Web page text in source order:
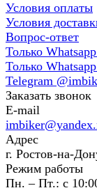
Условия оплаты
Условия
Вопрос-ответ
Только
Только
Telegram
Заказать звонок
E-mail
Адрес
г. Ростов-на-
Режим работы
Пн. – Пт.: с